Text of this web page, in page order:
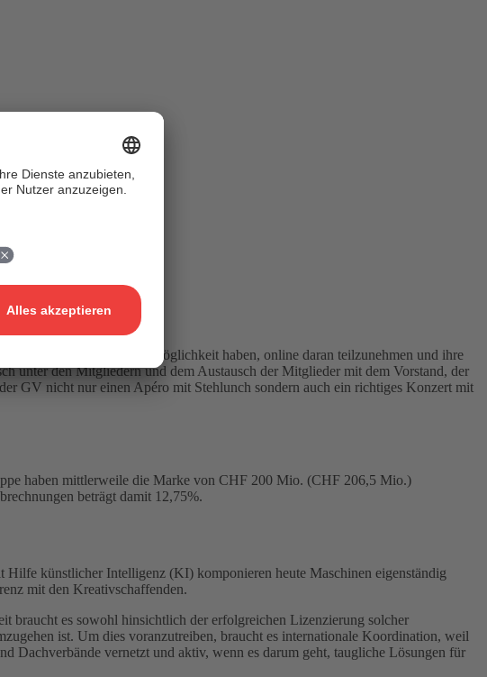
hat.
können, werden die Möglichkeit haben, online daran teilzunehmen und ihre
unter den Mitgliedern und dem Austausch der Mitglieder mit dem Vorstand, der
GV nicht nur einen Apéro mit Stehlunch sondern auch ein richtiges Konzert mit
haben mittlerweile die Marke von CHF 200 Mio. (CHF 206,5 Mio.)
beträgt damit 12,75%.
künstlicher Intelligenz (KI) komponieren heute Maschinen eigenständig
mit den Kreativschaffenden.
braucht es sowohl hinsichtlich der erfolgreichen Lizenzierung solcher
ist. Um dies voranzutreiben, braucht es internationale Koordination, weil
Dachverbände vernetzt und aktiv, wenn es darum geht, taugliche Lösungen für